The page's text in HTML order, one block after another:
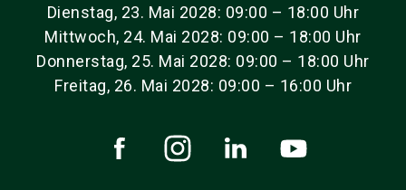
Dienstag, 23. Mai 2028: 09:00 – 18:00 Uhr
Mittwoch, 24. Mai 2028: 09:00 – 18:00 Uhr
Donnerstag, 25. Mai 2028: 09:00 – 18:00 Uhr
Freitag, 26. Mai 2028: 09:00 – 16:00 Uhr